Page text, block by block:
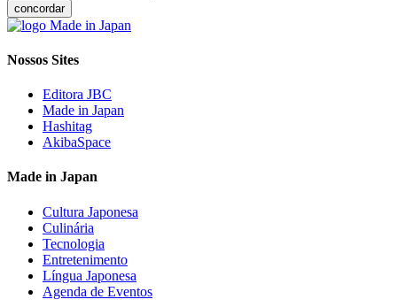
concordar
Nossos Sites
Editora JBC
Made in Japan
Hashitag
AkibaSpace
Made in Japan
Cultura Japonesa
Culinária
Tecnologia
Entretenimento
Língua Japonesa
Agenda de Eventos